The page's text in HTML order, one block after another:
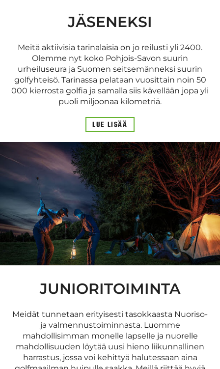
JÄSENEKSI
Meitä aktiivisia tarinalaisia on jo reilusti yli 2400.
Olemme nyt koko Pohjois-Savon suurin
urheiluseura ja Suomen seitsemänneksi suurin
golfyhteisö. Tarinassa pelataan vuosittain noin 50
000 kierrosta golfia ja samalla siis kävellään jopa yli
puoli miljoonaa kilometriä.
LUE LISÄÄ
JUNIORITOIMINTA
Meidät tunnetaan erityisesti tasokkaasta Nuoriso-
ja valmennustoiminnasta. Luomme
mahdollisimman monelle lapselle ja nuorelle
mahdollisuuden löytää uusi hieno liikunnallinen
harrastus, jossa voi kehittyä halutessaan aina